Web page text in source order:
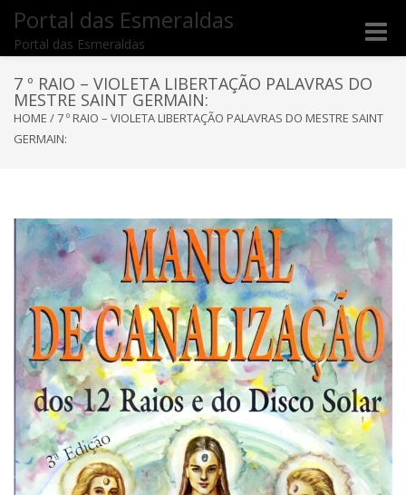
Portal das Esmeraldas
Portal das Esmeraldas
Toggle
7 º RAIO – VIOLETA LIBERTAÇÃO PALAVRAS DO
MESTRE SAINT GERMAIN:
HOME /7 º RAIO – VIOLETA LIBERTAÇÃO PALAVRAS DO MESTRE SAINT
GERMAIN: